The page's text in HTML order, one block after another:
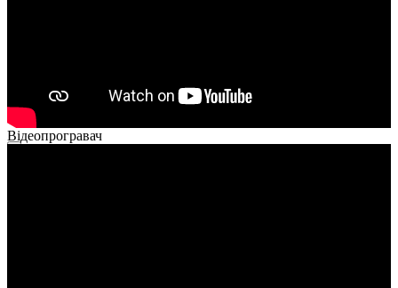
Відеопрогравач